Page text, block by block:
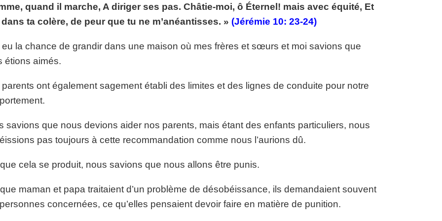
volume.
www.lafoiapostolique.org/wp-
lasse-rempli-de-tritesse.mp3
quand il marche, A diriger ses pas. Châtie-moi, ô Éternel! mais avec équité, Et
ta colère, de peur que tu ne m’anéantisses. » (Jérémie 10: 23-24)
eu la chance de grandir dans une maison où mes frères et sœurs et moi savions que
étions aimés.
parents ont également sagement établi des limites et des lignes de conduite pour notre
savions que nous devions aider nos parents, mais étant des enfants particuliers, nous
pas toujours à cette recommandation comme nous l’aurions dû.
cela se produit, nous savions que nous allons être punis.
maman et papa traitaient d’un problème de désobéissance, ils demandaient souvent
concernées, ce qu’elles pensaient devoir faire en matière de punition.